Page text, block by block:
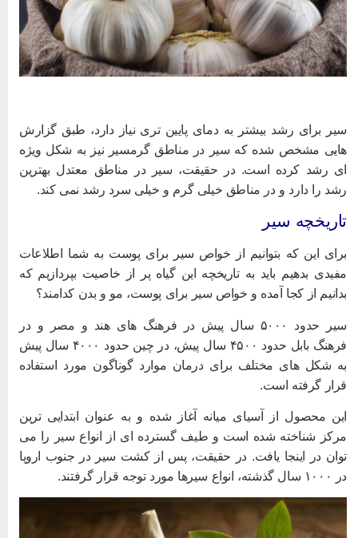
برای رشد بیشتر به دمای پایین تری نیاز دارد، طبق گزارش
مشخص شده که سیر در مناطق گرمسیر نیز به شکل ویژه
رشد کرده است. در حقیقت، سیر در مناطق معتدل بهترین
را دارد و در مناطق خیلی گرم و خیلی سرد رشد نمی کند.
سیر
این که بتوانیم از خواص سیر برای پوست به شما اطلاعات
بدهیم باید به تاریخچه این گیاه پر از خاصیت بپردازیم که
از کجا آمده و خواص سیر برای پوست، مو و بدن کدامند؟
سیر حدود ۵۰۰۰ سال پیش در فرهنگ های هند و مصر و در
فرهنگ بابل حدود ۴۵۰۰ سال پیش، در چین حدود ۴۰۰۰ سال پیش
شکل های مختلف برای درمان موارد گوناگون مورد استفاده
گرفته است.
محصول از آسیای میانه آغاز شده و به عنوان ابتدایی ترین
شناخته شده است و طیف گسترده ای از انواع سیر را می
در اینجا یافت. در حقیقت، پس از کشت سیر در جنوب اروپا
انواع سیرها مورد توجه قرار گرفتند.